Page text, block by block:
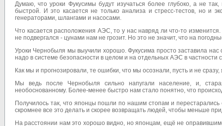
Думаю, что уроки Фукусимы будут изучаться более глубоко, а не
быстрой. И это касается не только анализа и стресс-тестов, но и
генераторами, шлангами и насосами.
Что касается расположения АЭС, то у нас навряд ли что-то
не подвергался - цунами нам не грозит. Но это не значит, что на
Уроки Чернобыля мы выучили хорошо. Фукусима просто заставила нас
надо в системе безопасности в целом и на отдельных АЭС в частности
Как мы и прогнозировали, те ошибки, что мы осознали, пусть и не
Мы ведь после Чернобыля сильно напугали население, и,
необоснованному. Более-менее быстро нам стало понятно, что
Получилось так, что японцы пошли по нашим стопам и
скромнее все это делать и скорее возвращать людей, чтобы меньше
На расстоянии нам это хорошо видно, но японцам, ещё не